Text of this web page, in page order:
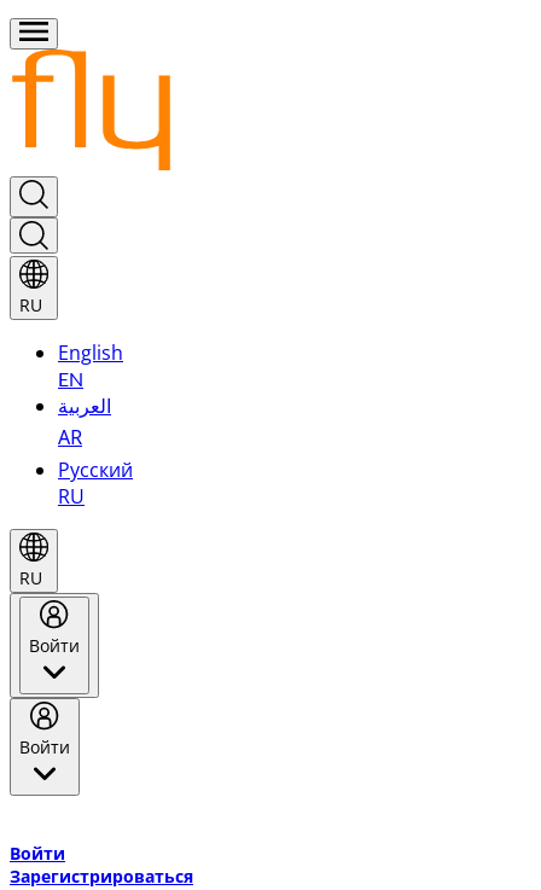
RU
English
EN
العربية
AR
Русский
RU
RU
Войти
Войти
Войти
Зарегистрироваться